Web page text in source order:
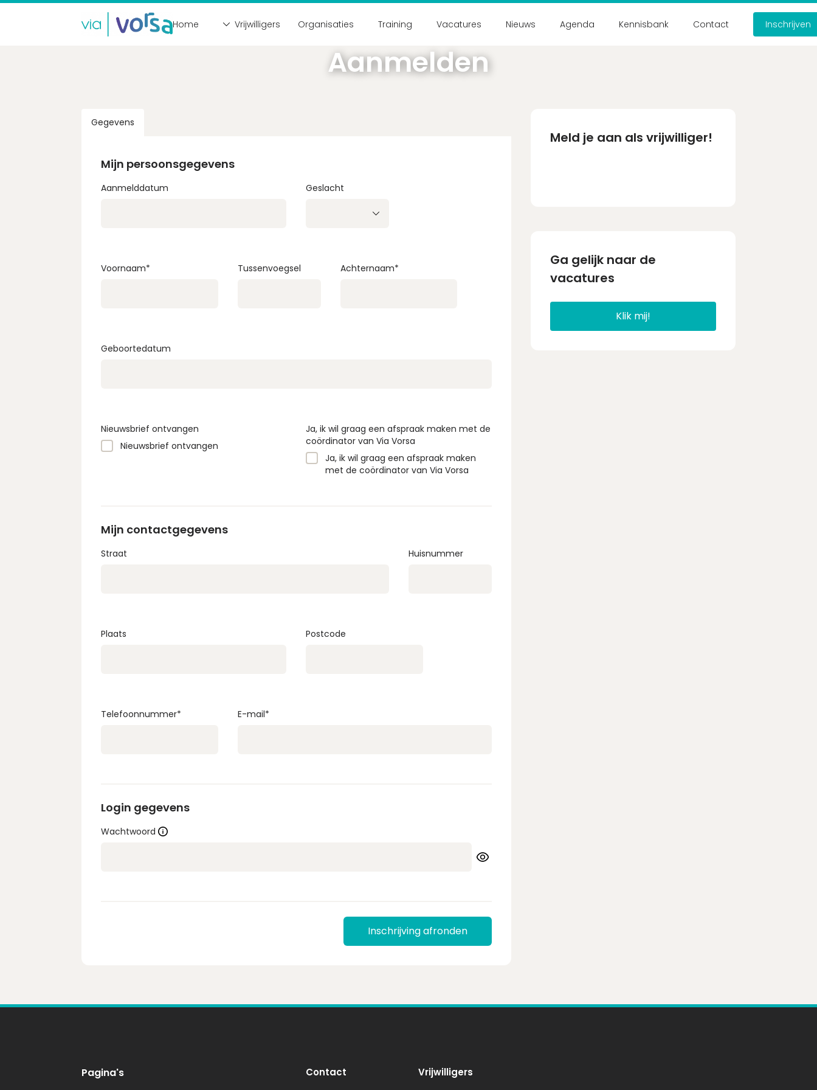
Home Vrijwilligers Organisaties Training Vacatures Nieuws Agenda Kennisbank Contact Inschrijven
Aanmelden
Gegevens
Mijn persoonsgegevens
Aanmelddatum Geslacht
Voornaam* Tussenvoegsel Achternaam*
Geboortedatum
Nieuwsbrief ontvangen
Nieuwsbrief ontvangen
Ja, ik wil graag een afspraak maken met de
coördinator van Via Vorsa
Ja, ik wil graag een afspraak maken
met de coördinator van Via Vorsa
Mijn contactgegevens
Straat Huisnummer
Plaats Postcode
Telefoonnummer* E-mail*
Login gegevens
Wachtwoord
Inschrijving afronden
Meld je aan als vrijwilliger!
Ga gelijk naar de
vacatures
Klik mij!
Pagina's Contact Vrijwilligers
Wachtwoord vergeten?
Nog geen account?
Account aanmaken